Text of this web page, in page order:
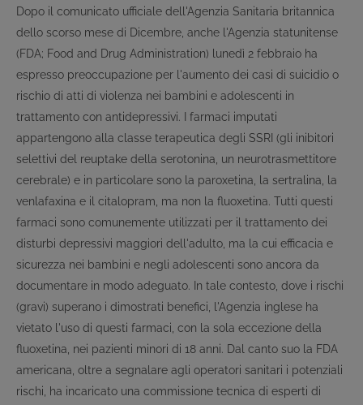
Dopo il comunicato ufficiale dell'Agenzia Sanitaria britannica
dello scorso mese di Dicembre, anche l'Agenzia statunitense
(FDA; Food and Drug Administration) lunedì 2 febbraio ha
espresso preoccupazione per l'aumento dei casi di suicidio o
rischio di atti di violenza nei bambini e adolescenti in
trattamento con antidepressivi. I farmaci imputati
appartengono alla classe terapeutica degli SSRI (gli inibitori
selettivi del reuptake della serotonina, un neurotrasmettitore
cerebrale) e in particolare sono la paroxetina, la sertralina, la
venlafaxina e il citalopram, ma non la fluoxetina. Tutti questi
farmaci sono comunemente utilizzati per il trattamento dei
disturbi depressivi maggiori dell'adulto, ma la cui efficacia e
sicurezza nei bambini e negli adolescenti sono ancora da
documentare in modo adeguato. In tale contesto, dove i rischi
(gravi) superano i dimostrati benefici, l'Agenzia inglese ha
vietato l'uso di questi farmaci, con la sola eccezione della
fluoxetina, nei pazienti minori di 18 anni. Dal canto suo la FDA
americana, oltre a segnalare agli operatori sanitari i potenziali
rischi, ha incaricato una commissione tecnica di esperti di